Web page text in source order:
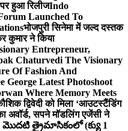
पर हुआ रिलीजIndo
Launched To
भोजपुरी सिनेमा में जल्द दस्तक
कुमार ने किया
Entrepreneur,
Chaturvedi The Visionary
Of Fashion And
George Latest Photoshoot
Where Memory Meets
द्विवेदी को मिला ‘आउटस्टैंडिंग
अवॉर्ड, सपने मॉडलिंग एजेंसी ने
, మొదటి త్రైమాసికంలో (క్యు 1